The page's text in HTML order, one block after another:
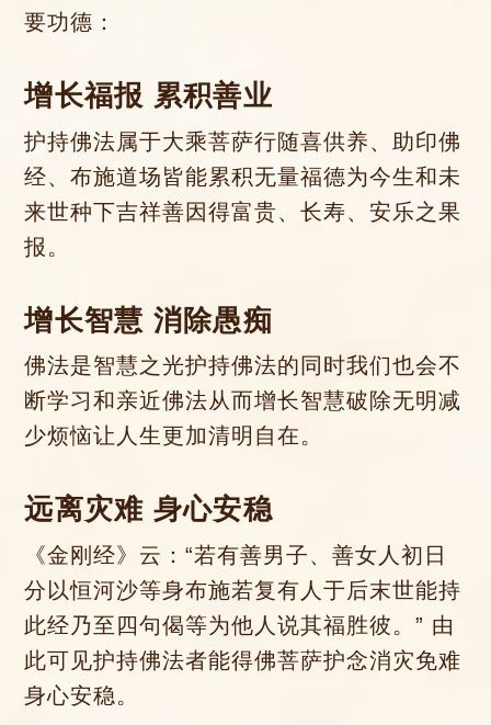
要功德：
增长福报 累积善业
护持佛法属于大乘菩萨行随喜供养、助印佛
经、布施道场皆能累积无量福德为今生和未
来世种下吉祥善因得富贵、长寿、安乐之果
报。
增长智慧 消除愚痴
佛法是智慧之光护持佛法的同时我们也会不
断学习和亲近佛法从而增长智慧破除无明减
少烦恼让人生更加清明自在。
远离灾难 身心安稳
《金刚经》云：“若有善男子、善女人初日
分以恒河沙等身布施若复有人于后末世能持
此经乃至四句偈等为他人说其福胜彼。” 由
此可见护持佛法者能得佛菩萨护念消灾免难
身心安稳。